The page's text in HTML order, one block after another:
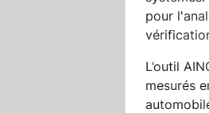
pour
L’outil
mesurés